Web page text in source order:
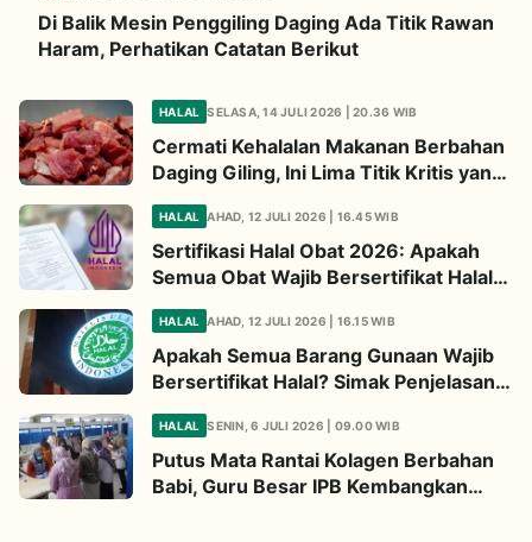
Di Balik Mesin Penggiling Daging Ada Titik Rawan
Haram, Perhatikan Catatan Berikut
HALAL SELASA, 14 JULI 2026 | 20.36 WIB
Cermati Kehalalan Makanan Berbahan
Daging Giling, Ini Lima Titik Kritis yang
Wajib Diperhatikan
HALAL AHAD, 12 JULI 2026 | 16.45 WIB
Sertifikasi Halal Obat 2026: Apakah
Semua Obat Wajib Bersertifikat Halal?
Begini Penjelasannya
HALAL AHAD, 12 JULI 2026 | 16.15 WIB
Apakah Semua Barang Gunaan Wajib
Bersertifikat Halal? Simak Penjelasan
Ini
HALAL SENIN, 6 JULI 2026 | 09.00 WIB
Putus Mata Rantai Kolagen Berbahan
Babi, Guru Besar IPB Kembangkan